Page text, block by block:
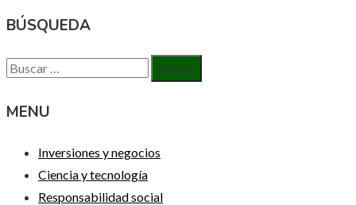
BÚSQUEDA
Buscar:
MENU
Inversiones y negocios
Ciencia y tecnología
Responsabilidad social